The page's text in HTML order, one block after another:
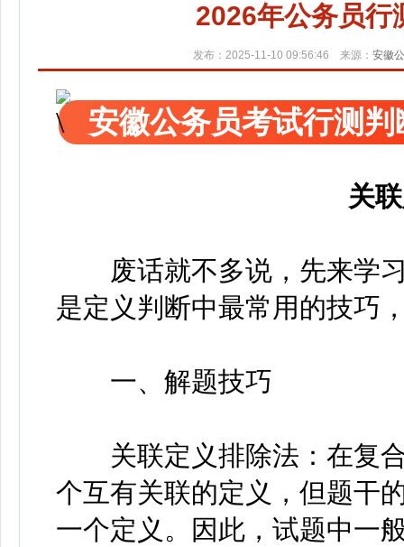
2026年公务员行
发布：2025-11-10 09:56:46 来源： 安徽
安徽公务员考试行测
关
废话就不多说，先来学习
是定义判断中最常用的技
一、解题技巧
关联定义排除法：在复合
个互有关联的定义，但题干
一个定义。因此，试题中一